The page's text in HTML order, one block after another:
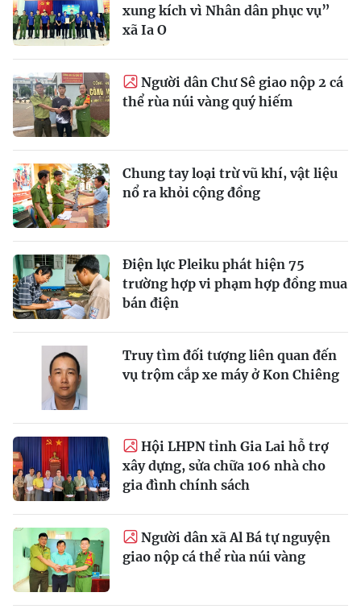
xung kích vì Nhân dân phục vụ”
xã Ia O
Người dân Chư Sê giao nộp 2 cá
thể rùa núi vàng quý hiếm
Chung tay loại trừ vũ khí, vật liệu
nổ ra khỏi cộng đồng
Điện lực Pleiku phát hiện 75
trường hợp vi phạm hợp đồng mua
bán điện
Truy tìm đối tượng liên quan đến
vụ trộm cắp xe máy ở Kon Chiêng
Hội LHPN tỉnh Gia Lai hỗ trợ
xây dựng, sửa chữa 106 nhà cho
gia đình chính sách
Người dân xã Al Bá tự nguyện
giao nộp cá thể rùa núi vàng